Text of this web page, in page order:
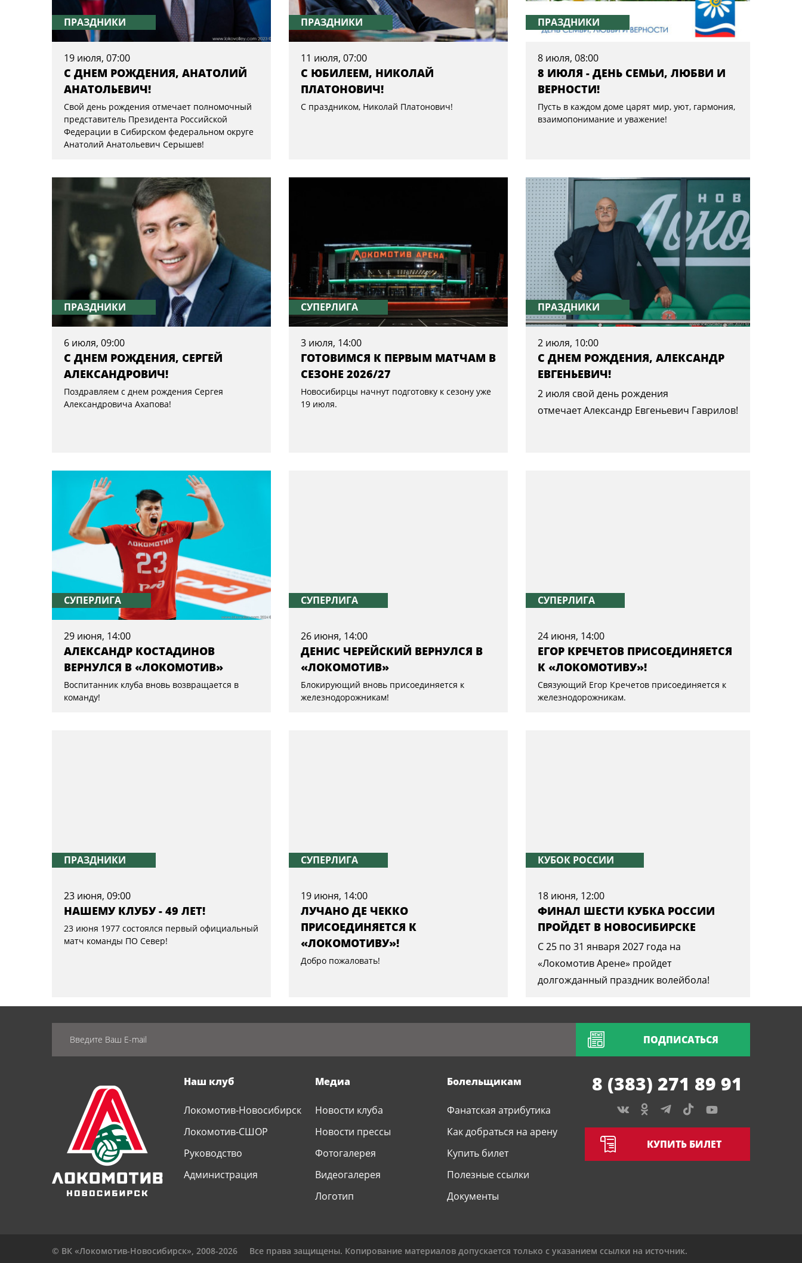
ПРАЗДНИКИ
19 июля, 07:00
С ДНЕМ РОЖДЕНИЯ, АНАТОЛИЙ
АНАТОЛЬЕВИЧ!
Свой день рождения отмечает полномочный
представитель Президента Российской
Федерации в Сибирском федеральном округе
Анатолий Анатольевич Серышев!
ПРАЗДНИКИ
11 июля, 07:00
С ЮБИЛЕЕМ, НИКОЛАЙ
ПЛАТОНОВИЧ!
C праздником, Николай Платонович!
ПРАЗДНИКИ
8 июля, 08:00
8 ИЮЛЯ - ДЕНЬ СЕМЬИ, ЛЮБВИ И
ВЕРНОСТИ!
Пусть в каждом доме царят мир, уют, гармония,
взаимопонимание и уважение!
ПРАЗДНИКИ
6 июля, 09:00
С ДНЕМ РОЖДЕНИЯ, СЕРГЕЙ
АЛЕКСАНДРОВИЧ!
Поздравляем с днем рождения Сергея
Александровича Ахапова!
СУПЕРЛИГА
3 июля, 14:00
ГОТОВИМСЯ К ПЕРВЫМ МАТЧАМ В
СЕЗОНЕ 2026/27
Новосибирцы начнут подготовку к сезону уже
19 июля.
ПРАЗДНИКИ
2 июля, 10:00
С ДНЕМ РОЖДЕНИЯ, АЛЕКСАНДР
ЕВГЕНЬЕВИЧ!
2 июля свой день рождения
отмечает Александр Евгеньевич Гаврилов!
СУПЕРЛИГА
29 июня, 14:00
АЛЕКСАНДР КОСТАДИНОВ
ВЕРНУЛСЯ В «ЛОКОМОТИВ»
Воспитанник клуба вновь возвращается в
команду!
СУПЕРЛИГА
26 июня, 14:00
ДЕНИС ЧЕРЕЙСКИЙ ВЕРНУЛСЯ В
«ЛОКОМОТИВ»
Блокирующий вновь присоединяется к
железнодорожникам!
СУПЕРЛИГА
24 июня, 14:00
ЕГОР КРЕЧЕТОВ ПРИСОЕДИНЯЕТСЯ
К «ЛОКОМОТИВУ»!
Связующий Егор Кречетов присоединяется к
железнодорожникам.
ПРАЗДНИКИ
23 июня, 09:00
НАШЕМУ КЛУБУ - 49 ЛЕТ!
23 июня 1977 состоялся первый официальный
матч команды ПО Север!
СУПЕРЛИГА
19 июня, 14:00
ЛУЧАНО ДЕ ЧЕККО
ПРИСОЕДИНЯЕТСЯ К
«ЛОКОМОТИВУ»!
Добро пожаловать!
КУБОК РОССИИ
18 июня, 12:00
ФИНАЛ ШЕСТИ КУБКА РОССИИ
ПРОЙДЕТ В НОВОСИБИРСКЕ
С 25 по 31 января 2027 года на
«Локомотив Арене» пройдет
долгожданный праздник волейбола!
ПОДПИСАТЬСЯ
Наш клуб
Локомотив-Новосибирск
Локомотив-СШОР
Руководство
Администрация
Медиа
Новости клуба
Новости прессы
Фотогалерея
Видеогалерея
Логотип
Болельщикам
Фанатская атрибутика
Как добраться на арену
Купить билет
Полезные ссылки
Документы
8 (383) 271 89 91
КУПИТЬ БИЛЕТ
© ВК «Локомотив-Новосибирск», 2008-2026
Все права защищены. Копирование материалов допускается только с указанием ссылки на источник.